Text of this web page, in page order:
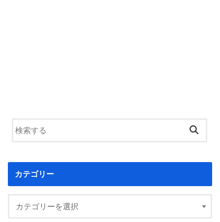
カテゴリー